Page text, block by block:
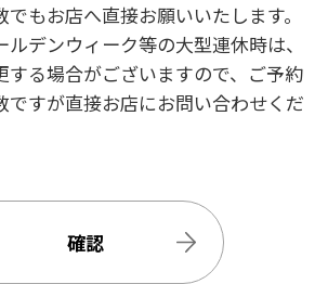
もお店へ直接お願いいたします。
デンウィーク等の大型連休時は、
する場合がございますので、ご予約
ですが直接お店にお問い合わせくだ
確認